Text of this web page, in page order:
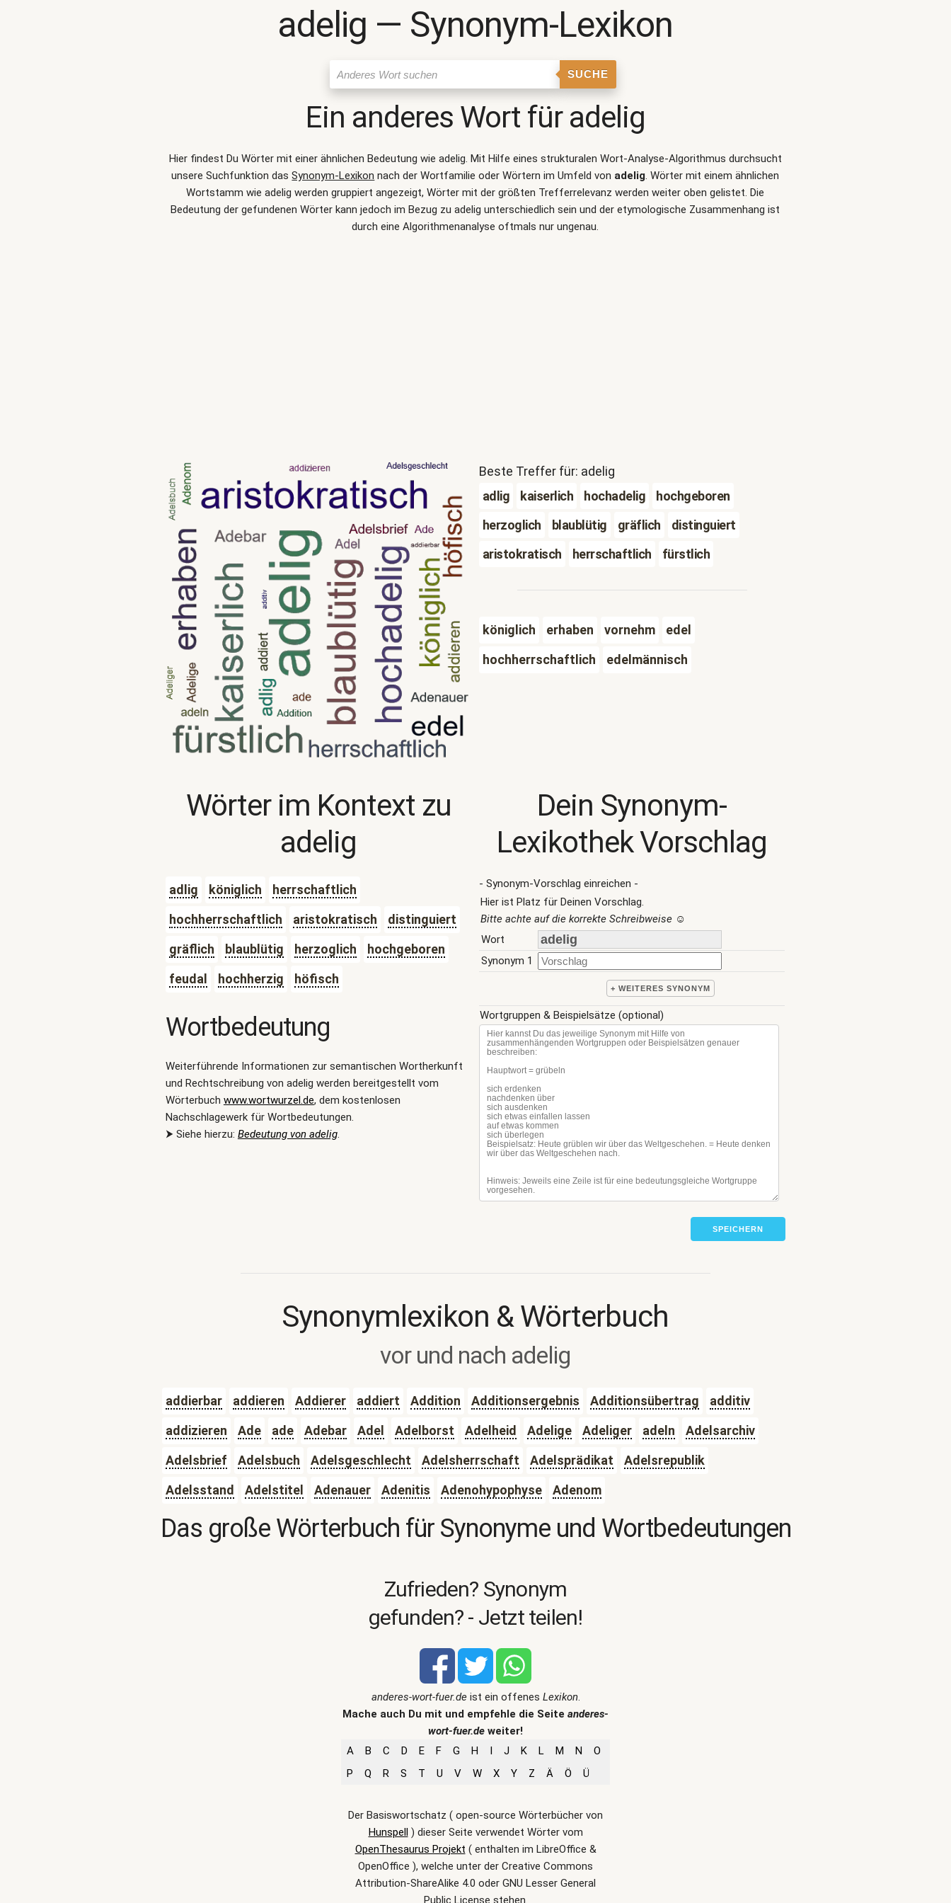
adelig ― Synonym-Lexikon
SUCHE
Ein anderes Wort für adelig
Hier findest Du Wörter mit einer ähnlichen Bedeutung wie adelig. Mit Hilfe eines strukturalen Wort-Analyse-Algorithmus durchsucht
unsere Suchfunktion dasSynonym-Lexikon nach der Wortfamilie oder Wörtern im Umfeld von adelig. Wörter mit einem ähnlichen
Wortstamm wie adelig werden gruppiert angezeigt, Wörter mit der größten Trefferrelevanz werden weiter oben gelistet. Die
Bedeutung der gefundenen Wörter kann jedoch im Bezug zu adelig unterschiedlich sein und der etymologische Zusammenhang ist
durch eine Algorithmenanalyse oftmals nur ungenau.
Beste Treffer für: adelig
adlig
kaiserlich hochadelig
hochgeboren
herzoglich
blaublütig gräflich
distinguiert
aristokratisch
herrschaftlich fürstlich
königlich erhaben vornehm
edel
hochherrschaftlich
edelmännisch
Wörter im Kontext zu
adelig
adlig königlich
herrschaftlich
hochherrschaftlich
aristokratisch
distinguiert
gräflich
blaublütig herzoglich
hochgeboren
feudal
hochherzig höfisch
Wortbedeutung
Weiterführende Informationen zur semantischen Wortherkunft
und Rechtschreibung von adelig werden bereitgestellt vom
Wörterbuch www.wortwurzel.de, dem kostenlosen
Nachschlagewerk für Wortbedeutungen.
⮞ Siehe hierzu: Bedeutung von adelig.
Dein Synonym-
Lexikothek Vorschlag
- Synonym-Vorschlag einreichen -
Hier ist Platz für Deinen Vorschlag.
Bitte achte auf die korrekte Schreibweise☺
Wort
Synonym 1
+ WEITERES SYNONYM
Wortgruppen & Beispielsätze (optional)
SPEICHERN
Synonymlexikon & Wörterbuch
vor und nach adelig
addierbar addieren Addierer addiert Addition Additionsergebnis Additionsübertrag
additiv
addizieren
Ade ade Adebar Adel Adelborst Adelheid Adelige Adeliger adeln
Adelsarchiv
Adelsbrief
Adelsbuch Adelsgeschlecht Adelsherrschaft Adelsprädikat
Adelsrepublik
Adelsstand
Adelstitel Adenauer Adenitis Adenohypophyse Adenom
Das große Wörterbuch für Synonyme und Wortbedeutungen
Zufrieden? Synonym
gefunden? - Jetzt teilen!
anderes-wort-fuer.deist ein offenes Lexikon.
Mache auch Du mit und empfehle die Seite anderes-
wort-fuer.de weiter!
A
B C D E F G H I J K L M N
O
P
Q R S T U V W X Y Z Ä Ö Ü
Der Basiswortschatz ( open-source Wörterbücher von
Hunspell) dieser Seite verwendet Wörter vom
OpenThesaurus Projekt ( enthalten im LibreOffice &
OpenOffice ), welche unter der Creative Commons
Attribution-ShareAlike 4.0 oder GNU Lesser General
Public License stehen.